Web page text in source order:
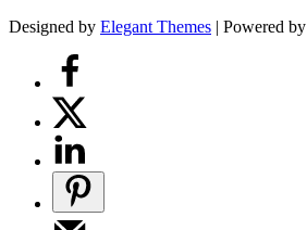
Designed by Elegant Themes | Powered by